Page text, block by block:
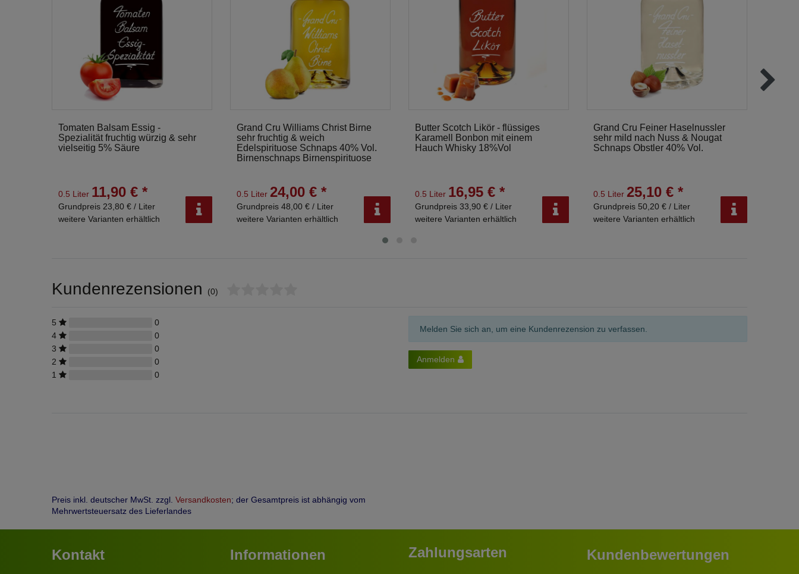
Tomaten Balsam Essig -
Spezialität fruchtig würzig & sehr
vielseitig 5% Säure
0.5 Liter 11,90 € *
Grundpreis 23,80 € / Liter
weitere Varianten erhältlich
Grand Cru Williams Christ Birne
sehr fruchtig & weich
Edelspirituose Schnaps 40% Vol.
Birnenschnaps Birnenspirituose
0.5 Liter 24,00 € *
Grundpreis 48,00 € / Liter
weitere Varianten erhältlich
Butter Scotch Likör - flüssiges
Karamell Bonbon mit einem
Hauch Whisky 18%Vol
0.5 Liter 16,95 € *
Grundpreis 33,90 € / Liter
weitere Varianten erhältlich
Grand Cru Feiner Haselnussler
sehr mild nach Nuss & Nougat
Schnaps Obstler 40% Vol.
0.5 Liter 25,10 € *
Grundpreis 50,20 € / Liter
weitere Varianten erhältlich
Kundenrezensionen (0)
5
0
4
0
3
0
2
0
1
0
Melden Sie sich an, um eine Kundenrezension zu verfassen.
Anmelden
Preis inkl. deutscher MwSt. zzgl. Versandkosten; der Gesamtpreis ist abhängig vom
Mehrwertsteuersatz des Lieferlandes
Kontakt Informationen Zahlungsarten Kundenbewertungen